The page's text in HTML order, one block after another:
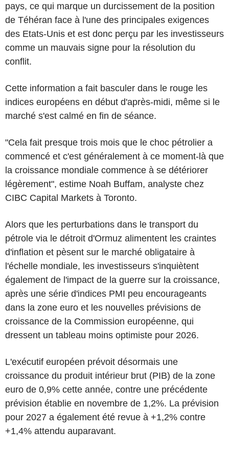
pays, ce qui marque un durcissement de la position
de Téhéran face à l'une des principales exigences
des Etats-Unis et est donc perçu par les investisseurs
comme un mauvais signe pour la résolution du
conflit.
Cette information a fait basculer dans le rouge les
indices européens en début d'après-midi, même si le
marché s'est calmé en fin de séance.
"Cela fait presque trois mois que le choc pétrolier a
commencé et c'est généralement à ce moment-là que
la croissance mondiale commence à se détériorer
légèrement", estime Noah Buffam, analyste chez
CIBC Capital Markets à Toronto.
Alors que les perturbations dans le transport du
pétrole via le détroit d'Ormuz alimentent les craintes
d'inflation et pèsent sur le marché obligataire à
l'échelle mondiale, les investisseurs s'inquiètent
également de l'impact de la guerre sur la croissance,
après une série d'indices PMI peu encourageants
dans la zone euro et les nouvelles prévisions de
croissance de la Commission européenne, qui
dressent un tableau moins optimiste pour 2026.
L'exécutif européen prévoit désormais une
croissance du produit intérieur brut (PIB) de la zone
euro de 0,9% cette année, contre une précédente
prévision établie en novembre de 1,2%. La prévision
pour 2027 a également été revue à +1,2% contre
+1,4% attendu auparavant.